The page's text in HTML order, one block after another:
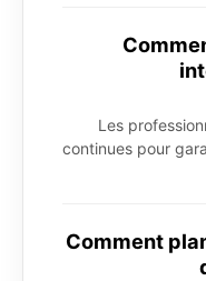
Les
continues pour
Comment